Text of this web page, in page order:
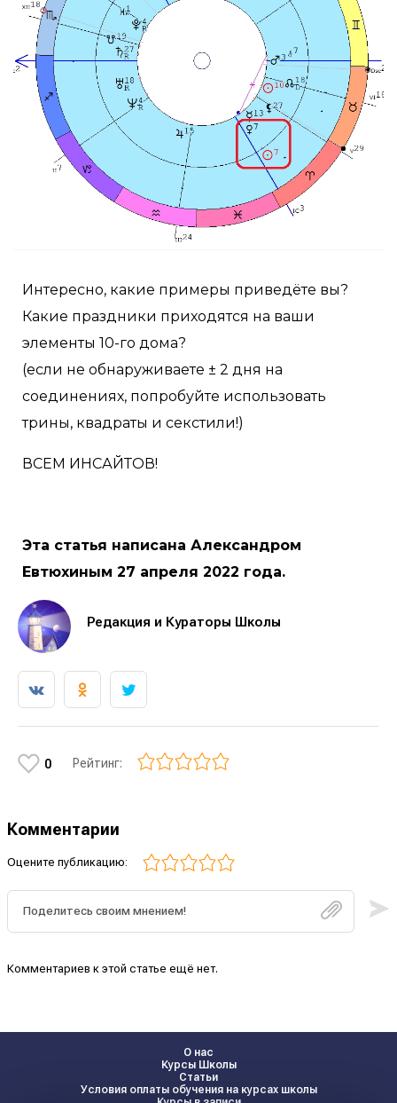
Интересно, какие примеры приведёте вы?
Какие праздники приходятся на ваши
элементы 10-го дома?
(если не обнаруживаете ± 2 дня на
соединениях, попробуйте использовать
трины, квадраты и секстили!)
ВСЕМ ИНСАЙТОВ!
Эта статья написана Александром
Евтюхиным 27 апреля 2022 года.
Редакция и Кураторы Школы
0 Рейтинг:
Комментарии
Оцените публикацию:
Комментариев к этой статье ещё нет.
О нас
Курсы Школы
Статьи
Условия оплаты обучения на курсах школы